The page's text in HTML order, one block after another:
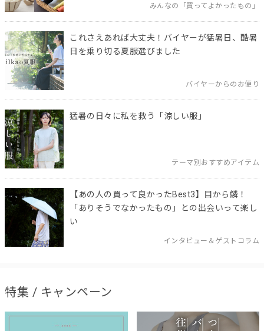
みんなの「買ってよかったもの」
これさえあれば大丈夫！バイヤーが猛暑日、酷暑
日を乗り切る夏服選びました
バイヤーからのお便り
猛暑の日々に私を救う「涼しい服」
テーマ別おすすめアイテム
【あの人の買って良かったBest3】目から鱗！
「ありそうでなかったもの」との出会いって楽し
い
インタビュー＆ゲストコラム
特集 / キャンペーン